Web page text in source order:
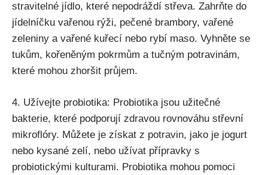
stravitelné jídlo, které nepodráždí střeva. Zahrňte do
jídelníčku ⁣vařenou rýži, ‍pečené brambory, vařené
zeleniny a vařené kuřecí ‌nebo rybí maso. Vyhněte​ se
tukům, kořeněným pokrmům⁤ a tučným potravinám,
které mohou zhoršit průjem.
4. Užívejte probiotika: Probiotika jsou​ užitečné⁢
bakterie,‌ které podporují zdravou rovnováhu střevní​
mikroflóry. Můžete je získat z⁣ potravin, jako⁣ je‌ jogurt
nebo kysané zelí, nebo užívat přípravky s
probiotickými kulturami. Probiotika mohou pomoci⁤